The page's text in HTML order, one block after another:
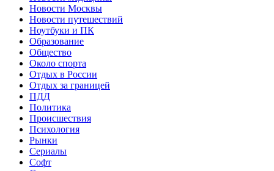
Новости Москвы
Новости путешествий
Ноутбуки и ПК
Образование
Общество
Около спорта
Отдых в России
Отдых за границей
ПДД
Политика
Происшествия
Психология
Рынки
Сериалы
Софт